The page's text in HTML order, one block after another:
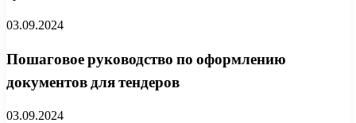
03.09.2024
Пошаговое руководство по оформлению
документов для тендеров
03.09.2024